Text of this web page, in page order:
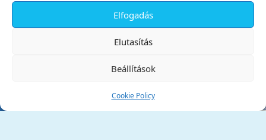
Elfogadás
Elutasítás
Beállítások
Cookie Policy
Tata Város Önkormányzata
✕